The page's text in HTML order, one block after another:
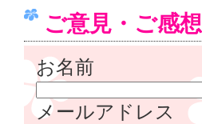
ご意見・ご感想
お名前
メールアドレス